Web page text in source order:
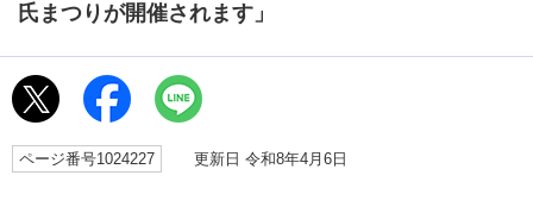
氏まつりが開催されます」
ページ番号1024227 更新日 令和8年4月6日